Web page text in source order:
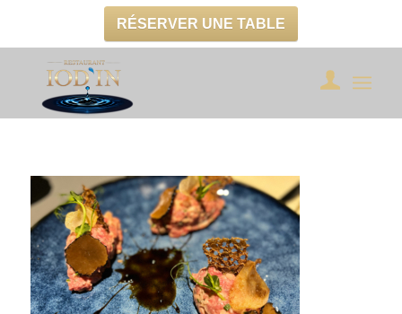
RÉSERVER UNE TABLE